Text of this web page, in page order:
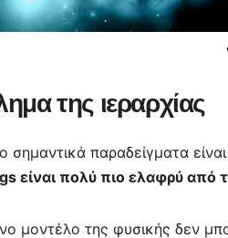
της ιεραρχίας
σημαντικά παραδείγματα είναι
είναι πολύ πιο ελαφρύ από
μοντέλο της φυσικής δεν